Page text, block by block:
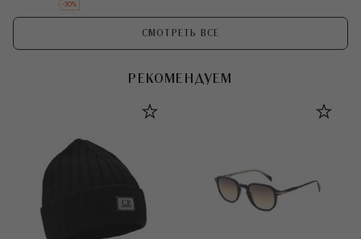
-30%
СМОТРЕТЬ ВСЕ
РЕКОМЕНДУЕМ